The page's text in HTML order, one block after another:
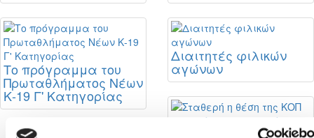
Το πρόγραμμα του
Πρωταθλήματος Νέων
Κ-19 Γ' Κατηγορίας
Διαιτητές φιλικών
αγώνων